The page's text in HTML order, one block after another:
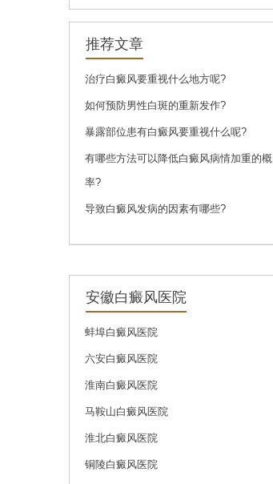
高汝辉
问诊
刘斌，中共党员，毕
问诊
推荐文章
治疗白癜风要重视什么地方呢?
如何预防男性白斑的重新发作?
暴露部位患有白癜风要重视什么呢?
有哪些方法可以降低白癜风病情加重的概
率?
导致白癜风发病的因素有哪些?
安徽白癜风医院
蚌埠白癜风医院
六安白癜风医院
淮南白癜风医院
马鞍山白癜风医院
淮北白癜风医院
铜陵白癜风医院